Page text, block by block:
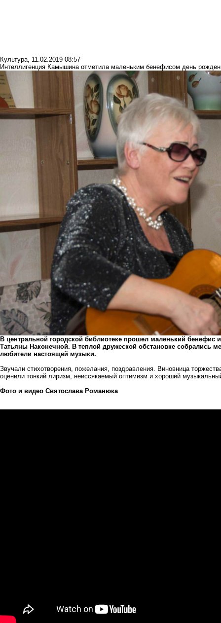
Культура, 11.02.2019 08:57
Интеллигенция Камышина отметила маленьким бенефисом день
В центральной городской библиотеке прошел маленький бенефис
Татьяны Наконечной. В теплой дружеской обстановке собрались
любители настоящей музыки.
Звучали стихотворения, пожелания, поздравления. Виновница
оценили тонкий лиризм, неиссякаемый оптимизм и хороший
Фото и видео Святослава Романюка